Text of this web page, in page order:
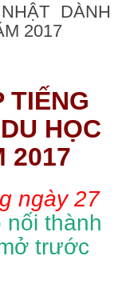
DÀNH
2017
TIẾNG
HỌC
2017
ngày 27
nối thành
trước